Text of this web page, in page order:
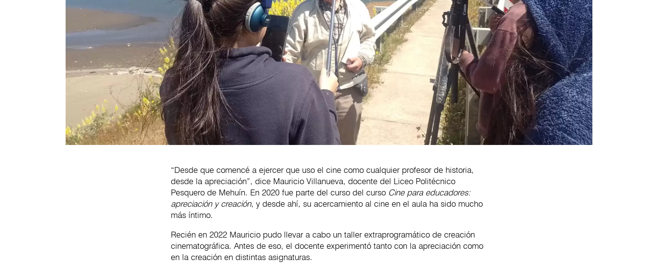
“Desde que comencé a ejercer que uso el cine como cualquier profesor de historia,
desde la apreciación”, dice Mauricio Villanueva, docente del Liceo Politécnico
Pesquero de Mehuín. En 2020 fue parte del curso del curso Cine para educadores:
apreciación y creación, y desde ahí, su acercamiento al cine en el aula ha sido mucho
más íntimo.
Recién en 2022 Mauricio pudo llevar a cabo un taller extraprogramático de creación
cinematográfica. Antes de eso, el docente experimentó tanto con la apreciación como
en la creación en distintas asignaturas.